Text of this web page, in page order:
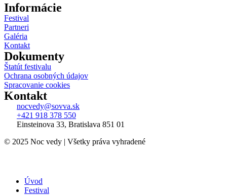
Informácie
Festival
Partneri
Galéria
Kontakt
Dokumenty
Štatút festivalu
Ochrana osobných údajov
Spracovanie cookies
Kontakt
nocvedy@sovva.sk
+421 918 378 550
Einsteinova 33, Bratislava 851 01
© 2025 Noc vedy | Všetky práva vyhradené
Úvod
Festival